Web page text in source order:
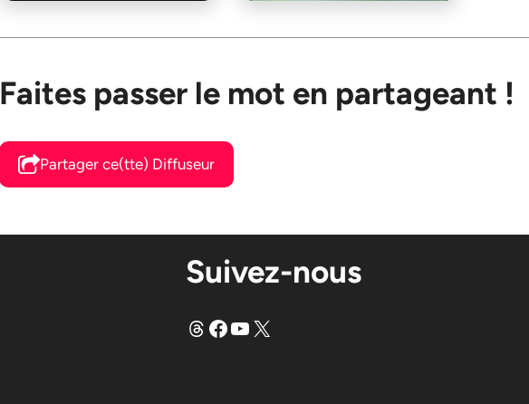
Faites passer le mot en partageant !
Partager ce(tte) Diffuseur
Suivez-nous
FilsFacebook
YouTube
X